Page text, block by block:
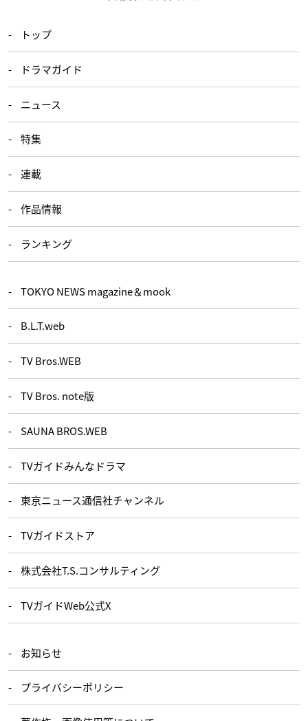
トップ
ドラマガイド
ニュース
特集
連載
作品情報
ランキング
TOKYO NEWS magazine＆mook
B.L.T.web
TV Bros.WEB
TV Bros. note版
SAUNA BROS.WEB
TVガイドみんなドラマ
東京ニュース通信社チャンネル
TVガイドストア
株式会社T.S.コンサルティング
TVガイドWeb公式X
お知らせ
プライバシーポリシー